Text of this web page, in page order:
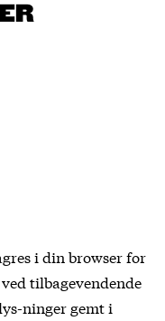
i din browser for
tilbagevendende
ninger gemt i